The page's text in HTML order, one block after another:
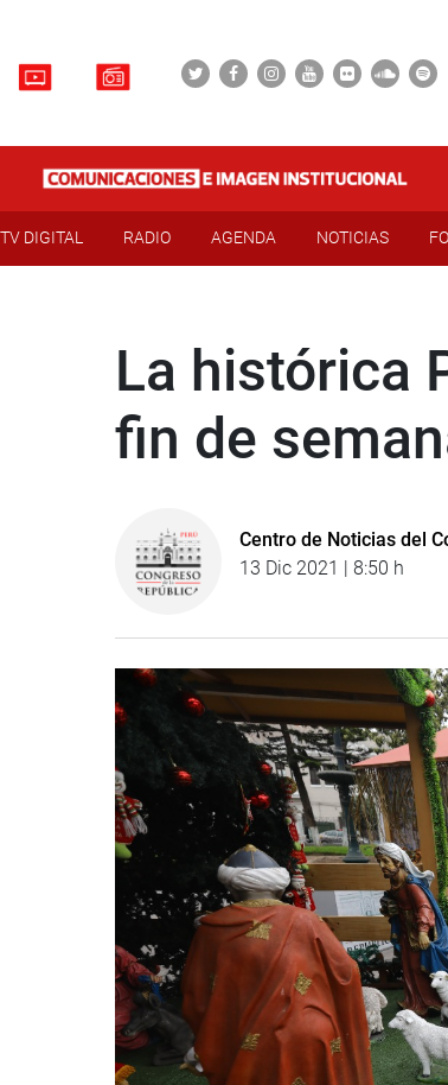
TV DIGITAL RADIO AGENDA NOTICIAS
La histórica
fin de
Centro de Noticias del
13 Dic 2021 | 8:50 h